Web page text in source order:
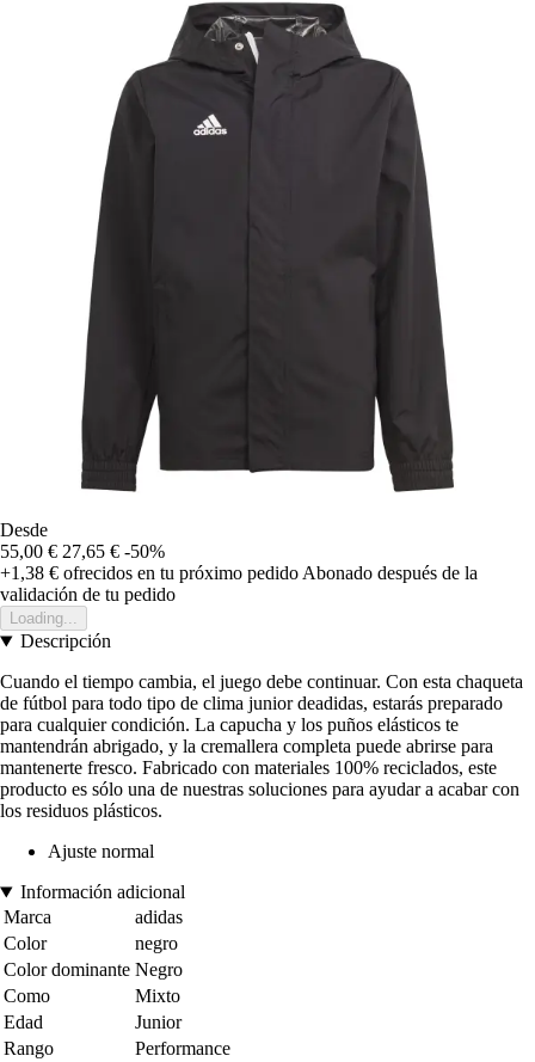
Desde
55,00 € 27,65 € -50%
+1,38 € ofrecidos en tu próximo pedido Abonado después de la
validación de tu pedido
Loading...
Descripción
Cuando el tiempo cambia, el juego debe continuar. Con esta chaqueta
de fútbol para todo tipo de clima junior deadidas, estarás preparado
para cualquier condición. La capucha y los puños elásticos te
mantendrán abrigado, y la cremallera completa puede abrirse para
mantenerte fresco. Fabricado con materiales 100% reciclados, este
producto es sólo una de nuestras soluciones para ayudar a acabar con
los residuos plásticos.
Ajuste normal
Información adicional
Marca
adidas
Color
negro
Color dominante Negro
Como
Mixto
Edad
Junior
Rango
Performance